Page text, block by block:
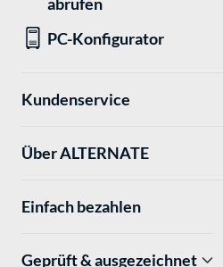
PC-Konfigurator
Kundenservice
Über ALTERNATE
Einfach bezahlen
Geprüft & ausgezeichnet